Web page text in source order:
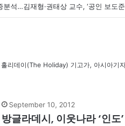
리데이(The Holiday) 기고가, 아시아기
September 10, 2012
방글라데시, 이웃나라 ‘인